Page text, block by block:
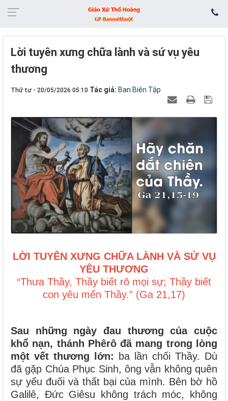
Lời tuyên xưng chữa lành và sứ vụ yêu
thương
Thứ tư - 20/05/2026 05:10 Tác giả: Ban Biên Tập
LỜI TUYÊN XƯNG CHỮA LÀNH VÀ SỨ VỤ
YÊU THƯƠNG
“Thưa Thầy, Thầy biết rõ mọi sự; Thầy biết
con yêu mến Thầy.” (Ga 21,17)
Sau những ngày đau thương của cuộc
khổ nạn, thánh Phêrô đã mang trong lòng
một vết thương lớn: ba lần chối Thầy. Dù
đã gặp Chúa Phục Sinh, ông vẫn không quên
sự yếu đuối và thất bại của mình. Bên bờ hồ
Galilê, Đức Giêsu không trách móc, không